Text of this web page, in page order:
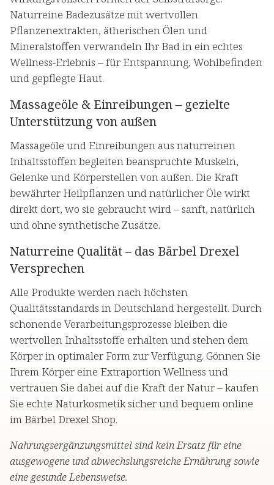
Naturreine Badezusätze mit wertvollen
Pflanzenextrakten, ätherischen Ölen und
Mineralstoffen verwandeln Ihr Bad in ein echtes
Wellness-Erlebnis – für Entspannung, Wohlbefinden
und gepflegte Haut.
Massageöle & Einreibungen – gezielte
Unterstützung von außen
Massageöle und Einreibungen aus naturreinen
Inhaltsstoffen begleiten beanspruchte Muskeln,
Gelenke und Körperstellen von außen. Die Kraft
bewährter Heilpflanzen und natürlicher Öle wirkt
direkt dort, wo sie gebraucht wird – sanft, natürlich
und ohne synthetische Zusätze.
Naturreine Qualität – das Bärbel Drexel
Versprechen
Alle Produkte werden nach höchsten
Qualitätsstandards in Deutschland hergestellt. Durch
schonende Verarbeitungsprozesse bleiben die
wertvollen Inhaltsstoffe erhalten und stehen dem
Körper in optimaler Form zur Verfügung. Gönnen Sie
Ihrem Körper eine Extraportion Wellness und
vertrauen Sie dabei auf die Kraft der Natur – kaufen
Sie echte Naturkosmetik sicher und bequem online
im Bärbel Drexel Shop.
Nahrungsergänzungsmittel sind kein Ersatz für eine
ausgewogene und abwechslungsreiche Ernährung sowie
eine gesunde Lebensweise.